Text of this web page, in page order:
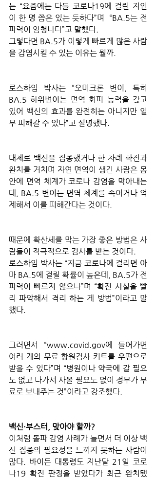
는 “요즘에는 다들 코로나19에 걸린 지인
이 한 명 쯤은 있는 듯하다”며  “BA.5는 전
파력이 엄청나다”고 말했다.
그렇다면 BA.5가 이렇게 빠르게 많은 사람
을 감염시킬 수 있는 이유는 뭘까.
로스하임 박사는 “오미크론 변이, 특히
BA.5 하위변이는 면역 회피 능력을 갖고
있어 백신의 효과를 완전히는 아니지만 일
부 피해갈 수 있다”고 설명했다.
대체로 백신을 접종했거나 한 차례 확진과
완치를 거치며 자연 면역이 생긴 사람은 몸
안에 면역 체계가 코로나 감염을 막아내는
데, BA.5 변이는 면역 체계를 속이거나 억
제해서 이를 피해간다는 것이다.
때문에 확산세를 막는 가장 좋은 방법은 사
람들이 적극적으로 검사를 받는 것이다.
로스하임 박사는 “지금 코로나에 걸리면 아
마 BA.5에 걸릴 확률이 높은데, BA.5가 전
파력이 빠르지 않으냐”며 “확진 사실을 빨
리 파악해서 격리 하는 게 방법”이라고 말
했다.
그러면서 “www.covid.gov에 들어가면
여러 개의 무료 항원검사 키트를 우편으로
받을 수 있다”며 “병원이나 약국에 갈 필요
도 없고 나가서 사올 필요도 없이 정부가 무
료로 보내주는 것”이라고 강조했다.
백신·부스터, 맞아야 할까?
이처럼 돌파 감염 사례가 늘면서 더 이상 백
신 접종의 필요성을 느끼지 못하는 사람이
많다. 바이든 대통령도 지난달 21일 코로
나19 확진 판정을 받았다가 최근 완치됐